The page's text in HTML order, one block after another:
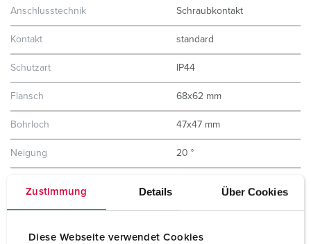
Zustimmung Details Über Cookies
Diese Webseite verwendet Cookies
Anschlusstechnik Schraubkontakt
Kontakt standard
Schutzart IP44
Flansch 68x62 mm
Bohrloch 47x47 mm
Neigung 20 °
Prüfzeichen
VDE